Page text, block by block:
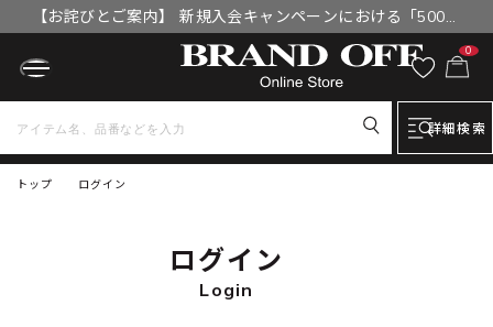
【お詫びとご案内】 新規入会キャンペーンにおける「500円
OFFクーポン」付与漏れと補填について
0
詳細検索
トップ ログイン
ログイン
Login